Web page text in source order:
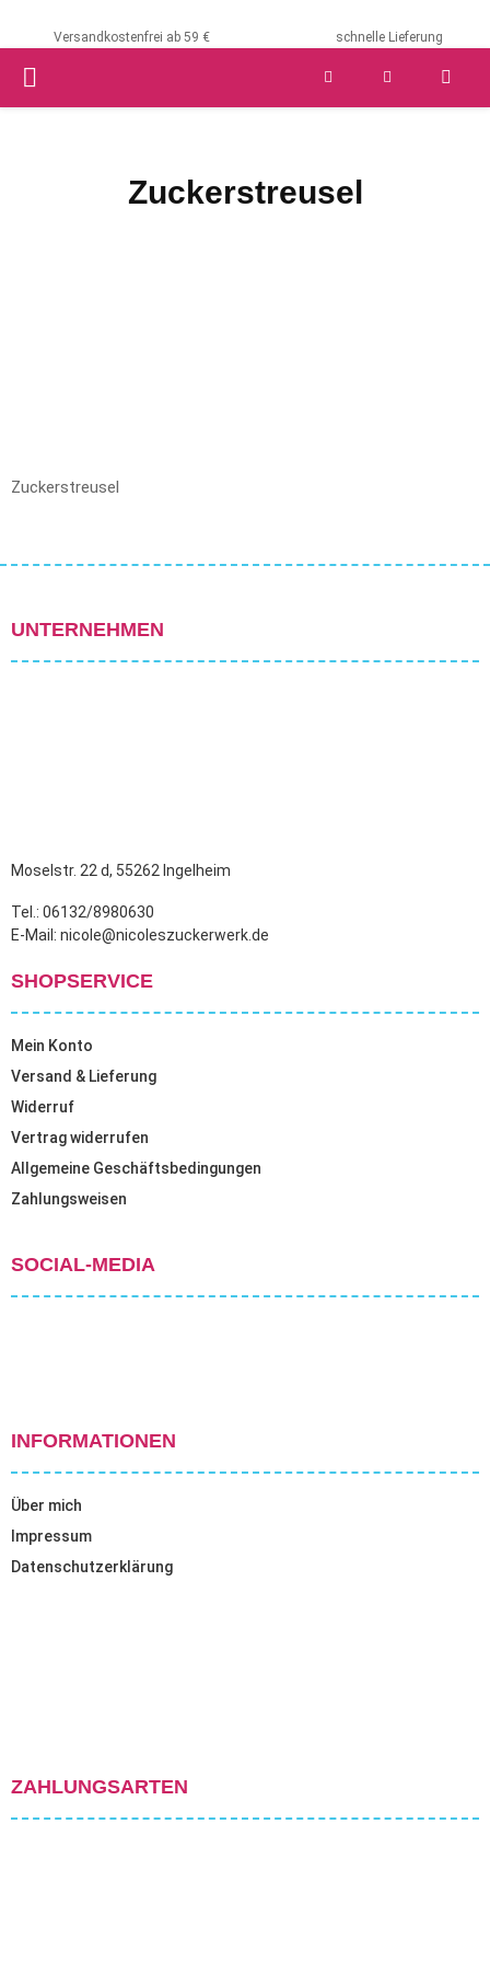
Versandkostenfrei ab 59 € schnelle Lieferung
PRIMARY
Zuckerstreusel
Zuckerstreusel
UNTERNEHMEN
Moselstr. 22 d, 55262 Ingelheim
Tel.: 06132/8980630
E-Mail: nicole@nicoleszuckerwerk.de
SHOPSERVICE
Mein Konto
Versand & Lieferung
Widerruf
Vertrag widerrufen
Allgemeine Geschäftsbedingungen
Zahlungsweisen
SOCIAL-MEDIA
INFORMATIONEN
Über mich
Impressum
Datenschutzerklärung
ZAHLUNGSARTEN